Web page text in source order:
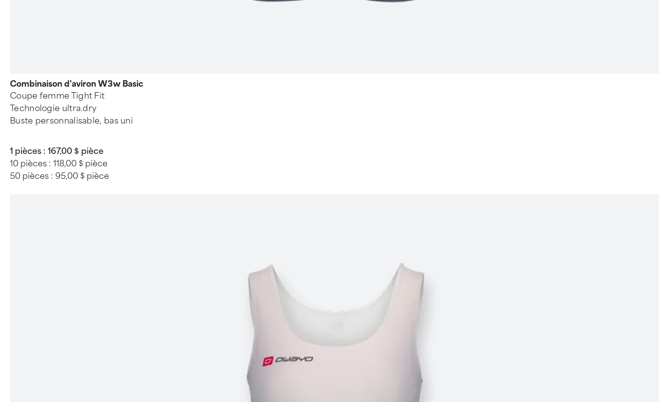
Combinaison d'aviron W3w Basic
Coupe femme Tight Fit
Technologie ultra.dry
Buste personnalisable, bas uni
1 pièces : 167,00 $ pièce
10 pièces : 118,00 $ pièce
50 pièces : 95,00 $ pièce